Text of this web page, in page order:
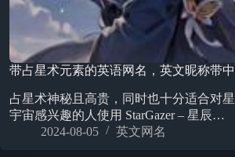
带占星术元素的英语网名，英文昵称带
占星术神秘且高贵，同时也十分适合对
宇宙感兴趣的人使用 StarGazer – 星辰…
2024-08-05
英文网名